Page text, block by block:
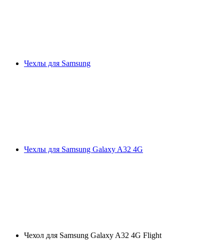
Чехлы для Samsung
Чехлы для Samsung Galaxy A32 4G
Чехол для Samsung Galaxy A32 4G Flight